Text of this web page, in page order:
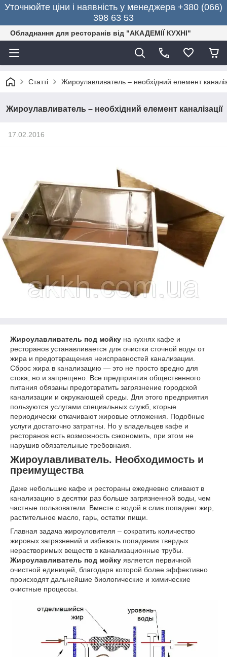
Уточнюйте ціни і наявність у менеджера +380 (066)
398 63 53
Обладнання для ресторанів від "АКАДЕМІЇ КУХНІ"
Статті Жироулавливатель – необхідний елемент
Жироулавливатель – необхідний елемент каналізації
17.02.2016
Жироулавливатель под мойку на кухнях кафе и
ресторанов устанавливается для очистки сточной воды от
жира и предотвращения неисправностей канализации.
Сброс жира в канализацию ― это не просто вредно для
стока, но и запрещено. Все предприятия общественного
питания обязаны предотвратить загрязнение городской
канализации и окружающей среды. Для этого предприятия
пользуются услугами специальных служб, кторые
периодически откачивают жировые отложения. Подобные
услуги достаточно затратны. Но у владельцев кафе и
ресторанов есть возможность сэкономить, при этом не
нарушив обязательные требовнаия.
Жироулавливатель. Необходимость и
преимущества
Даже небольшие кафе и рестораны ежедневно сливают в
канализацию в десятки раз больше загрязненной воды, чем
частные пользователи. Вместе с водой в слив попадает жир,
растительное масло, гарь, остатки пищи.
Главная задача жироуловителя – сократить количество
жировых загрязнений и избежать попадания твердых
нерастворимых веществ в канализационные трубы.
Жироулавливатель под мойку является первичной
очистной единицей, благодаря которой более эффективно
происходят дальнейшие биологические и химические
очистные процессы.